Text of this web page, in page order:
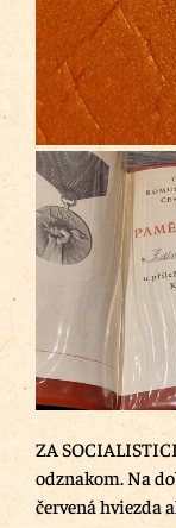
ZA
odznakom. Na
červená hviezda